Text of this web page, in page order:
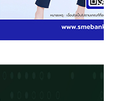
Robinhood ผนึก EVme เปิด
8 May 2024